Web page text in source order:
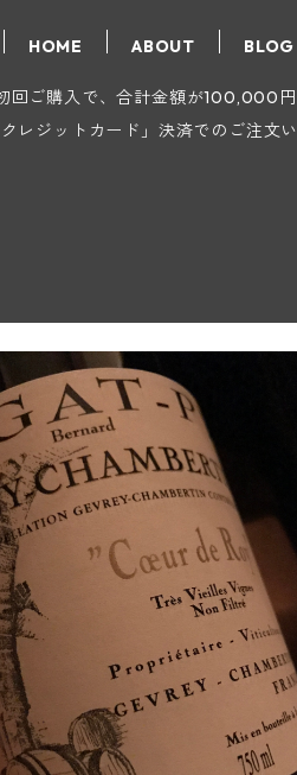
HOME ABOUT BLOG
回ご購入で、合計金額が
レジットカード」決済でのご注文